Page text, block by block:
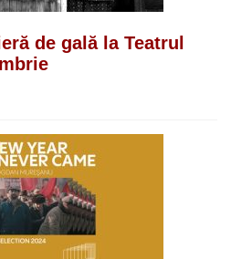
de gală la Teatrul